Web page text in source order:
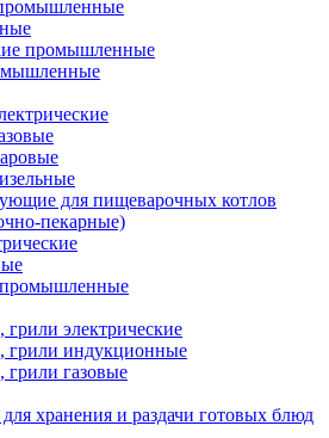
промышленные
для пищеварочных котлов
пекарные)
электрические
грили индукционные
газовые
хранения и раздачи готовых блюд